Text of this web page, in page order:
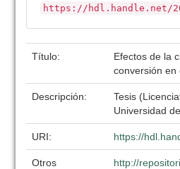
https://hdl.handle.net/
Título:
Efectos de la
conversión en
Descripción:
Tesis
Universidad
URI: https://
Otros
http://